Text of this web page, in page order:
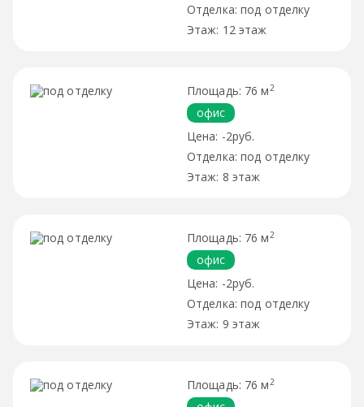
под отделку
12 этаж
76 м 2
офис
-2руб.
под отделку
8 этаж
76 м 2
офис
-2руб.
под отделку
9 этаж
76 м 2